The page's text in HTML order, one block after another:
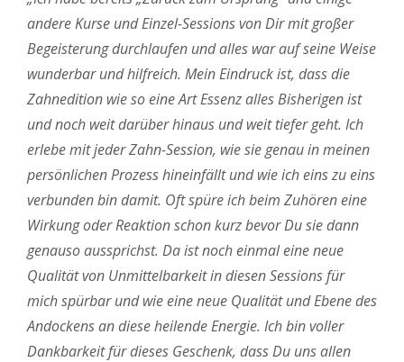
andere Kurse und Einzel-Sessions von Dir mit großer
Begeisterung durchlaufen und alles war auf seine Weise
wunderbar und hilfreich. Mein Eindruck ist, dass die
Zahnedition wie so eine Art Essenz alles Bisherigen ist
und noch weit darüber hinaus und weit tiefer geht. Ich
erlebe mit jeder Zahn-Session, wie sie genau in meinen
persönlichen Prozess hineinfällt und wie ich eins zu eins
verbunden bin damit. Oft spüre ich beim Zuhören eine
Wirkung oder Reaktion schon kurz bevor Du sie dann
genauso aussprichst. Da ist noch einmal eine neue
Qualität von Unmittelbarkeit in diesen Sessions für
mich spürbar und wie eine neue Qualität und Ebene des
Andockens an diese heilende Energie. Ich bin voller
Dankbarkeit für dieses Geschenk, dass Du uns allen